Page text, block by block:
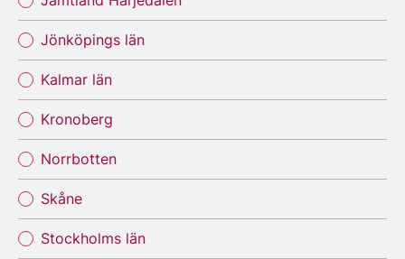
Jönköpings län
Kalmar län
Kronoberg
Norrbotten
Skåne
Stockholms län